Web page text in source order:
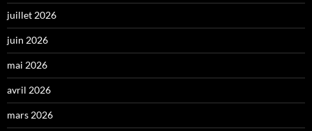
juillet 2026
juin 2026
mai 2026
avril 2026
mars 2026